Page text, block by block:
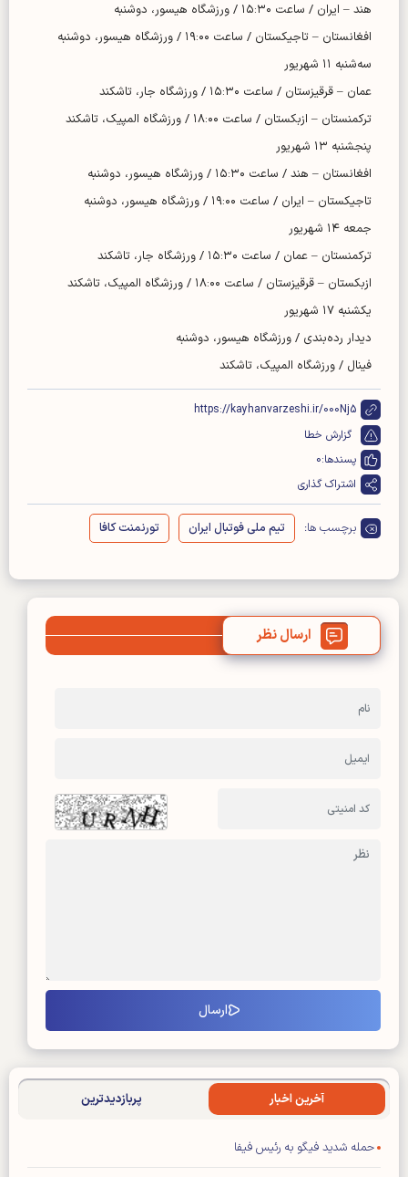
هند – ایران / ساعت ۱۵:۳۰ / ورزشگاه هیسور، دوشنبه
افغانستان – تاجیکستان / ساعت ۱۹:۰۰ / ورزشگاه هیسور، دوشنبه
سه‌شنبه ۱۱ شهریور
عمان – قرقیزستان / ساعت ۱۵:۳۰ / ورزشگاه جار، تاشکند
ترکمنستان – ازبکستان / ساعت ۱۸:۰۰ / ورزشگاه المپیک، تاشکند
پنجشنبه ۱۳ شهریور
افغانستان – هند / ساعت ۱۵:۳۰ / ورزشگاه هیسور، دوشنبه
تاجیکستان – ایران / ساعت ۱۹:۰۰ / ورزشگاه هیسور، دوشنبه
جمعه ۱۴ شهریور
ترکمنستان – عمان / ساعت ۱۵:۳۰ / ورزشگاه جار، تاشکند
ازبکستان – قرقیزستان / ساعت ۱۸:۰۰ / ورزشگاه المپیک، تاشکند
یکشنبه ۱۷ شهریور
دیدار رده‌بندی / ورزشگاه هیسور، دوشنبه
فینال / ورزشگاه المپیک، تاشکند
https://kayhanvarzeshi.ir/000Nj5
گزارش خطا
پسندها:0
اشتراک گذاری
برچسب ها: تیم ملی فوتبال ایران تورنمنت کافا
ارسال نظر
آخرین اخبار پربازدیدترین
حمله شدید فیگو به رئیس فیفا